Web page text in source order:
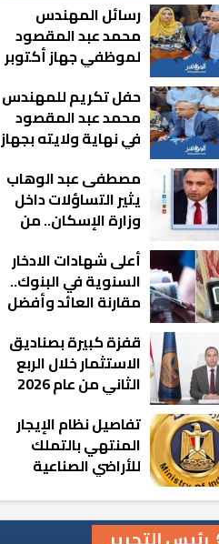
رسائل المهندس
محمد عبد المقصود
لموظفي جهاز أكتوبر
مشيت والمدينة
رجعت للخلف»
حفل تكريم للمهندس
محمد عبد المقصود
في نهاية ولايته بجهاز
مصطفى عبد الوهاب
يثير التساؤلات داخل
وزارة الإسكان.. من
المناصب؟
أعلى شهادات الادخار
السنوية في البنوك..
مقارنة العائد وأفضل
قفزة كبيرة بصناديق
الاستثمار خلال الربع
الثاني من عام 2026
تفاصيل نظام الإيجار
المنتهي بالتملك
للأراضي الصناعية